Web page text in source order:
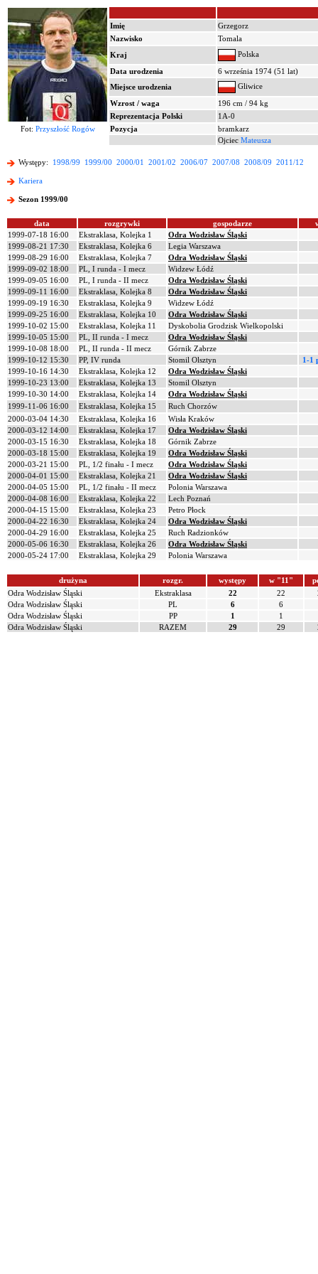
Imię
Grzegorz
Nazwisko
Tomala
Kraj
Polska
Data urodzenia
6 września 1974 (51 lat)
Miejsce urodzenia
Gliwice
Wzrost / waga
196 cm / 94 kg
Reprezentacja Polski
1A-0
Fot: Przyszłość Rogów Pozycja
bramkarz
Ojciec Mateusza
Występy: 1998/99 1999/00 2000/01 2001/02 2006/07 2007/08 2008/09 2011/12
Kariera
Sezon 1999/00
data rozgrywki gospodarze
1999-07-18 16:00
Ekstraklasa, Kolejka 1
Odra Wodzisław Śląski
1999-08-21 17:30
Ekstraklasa, Kolejka 6
Legia Warszawa
1999-08-29 16:00
Ekstraklasa, Kolejka 7
Odra Wodzisław Śląski
1999-09-02 18:00
PL, I runda - I mecz
Widzew Łódź
1999-09-05 16:00
PL, I runda - II mecz
Odra Wodzisław Śląski
1999-09-11 16:00
Ekstraklasa, Kolejka 8
Odra Wodzisław Śląski
1999-09-19 16:30
Ekstraklasa, Kolejka 9
Widzew Łódź
1999-09-25 16:00
Ekstraklasa, Kolejka 10
Odra Wodzisław Śląski
1999-10-02 15:00
Ekstraklasa, Kolejka 11
Dyskobolia Grodzisk Wielkopolski
1999-10-05 15:00
PL, II runda - I mecz
Odra Wodzisław Śląski
1999-10-08 18:00
PL, II runda - II mecz
Górnik Zabrze
1999-10-12 15:30
PP, IV runda Stomil Olsztyn
1-1
1999-10-16 14:30
Ekstraklasa, Kolejka 12
Odra Wodzisław Śląski
1999-10-23 13:00
Ekstraklasa, Kolejka 13
Stomil Olsztyn
1999-10-30 14:00
Ekstraklasa, Kolejka 14
Odra Wodzisław Śląski
1999-11-06 16:00
Ekstraklasa, Kolejka 15
Ruch Chorzów
2000-03-04 14:30
Ekstraklasa, Kolejka 16
Wisła Kraków
2000-03-12 14:00
Ekstraklasa, Kolejka 17
Odra Wodzisław Śląski
2000-03-15 16:30
Ekstraklasa, Kolejka 18
Górnik Zabrze
2000-03-18 15:00
Ekstraklasa, Kolejka 19
Odra Wodzisław Śląski
2000-03-21 15:00
PL, 1/2 finału - I mecz
Odra Wodzisław Śląski
2000-04-01 15:00
Ekstraklasa, Kolejka 21
Odra Wodzisław Śląski
2000-04-05 15:00
PL, 1/2 finału - II mecz
Polonia Warszawa
2000-04-08 16:00
Ekstraklasa, Kolejka 22
Lech Poznań
2000-04-15 15:00
Ekstraklasa, Kolejka 23
Petro Płock
2000-04-22 16:30
Ekstraklasa, Kolejka 24
Odra Wodzisław Śląski
2000-04-29 16:00
Ekstraklasa, Kolejka 25
Ruch Radzionków
2000-05-06 16:30
Ekstraklasa, Kolejka 26
Odra Wodzisław Śląski
2000-05-24 17:00
Ekstraklasa, Kolejka 29 Polonia Warszawa
drużyna rozgr. występy w "11"
Odra Wodzisław Śląski
Ekstraklasa 22 22
Odra Wodzisław Śląski
PL 6
6
Odra Wodzisław Śląski
PP 1
1
Odra Wodzisław Śląski
RAZEM 29 29